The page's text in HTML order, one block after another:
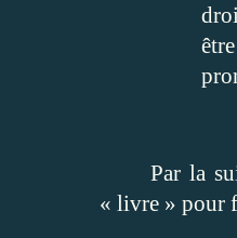
Par la
« livre » pour